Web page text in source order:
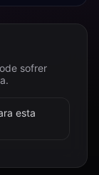
sofrer
esta